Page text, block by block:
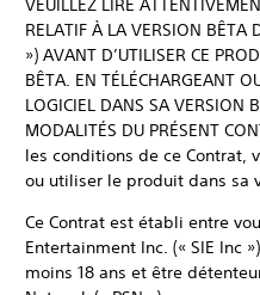
VEUILLEZ LIRE
RELATIF À LA VERSION BÊTA
») AVANT D’UTILISER CE
BÊTA. EN TÉLÉCHARGEANT
LOGICIEL DANS SA VERSION
MODALITÉS DU PRÉSENT
les conditions de ce Contrat,
ou utiliser le produit dans sa
Ce Contrat est établi entre
Entertainment Inc. (« SIE Inc
moins 18 ans et être